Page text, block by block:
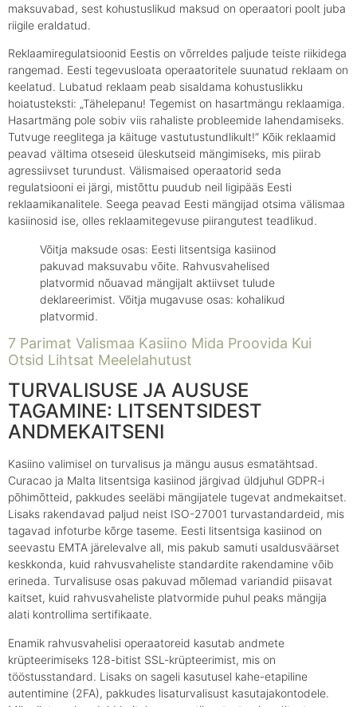
maksuvabad, sest kohustuslikud maksud on operaatori poolt juba
riigile eraldatud.
Reklaamiregulatsioonid Eestis on võrreldes paljude teiste riikidega
rangemad. Eesti tegevusloata operaatoritele suunatud reklaam on
keelatud. Lubatud reklaam peab sisaldama kohustuslikku
hoiatusteksti: „Tähelepanu! Tegemist on hasartmängu reklaamiga.
Hasartmäng pole sobiv viis rahaliste probleemide lahendamiseks.
Tutvuge reeglitega ja käituge vastutustundlikult!“ Kõik reklaamid
peavad vältima otseseid üleskutseid mängimiseks, mis piirab
agressiivset turundust. Välismaised operaatorid seda
regulatsiooni ei järgi, mistõttu puudub neil ligipääs Eesti
reklaamikanalitele. Seega peavad Eesti mängijad otsima välismaa
kasiinosid ise, olles reklaamitegevuse piirangutest teadlikud.
Võitja maksude osas: Eesti litsentsiga kasiinod
pakuvad maksuvabu võite. Rahvusvahelised
platvormid nõuavad mängijalt aktiivset tulude
deklareerimist. Võitja mugavuse osas: kohalikud
platvormid.
7 Parimat Valismaa Kasiino Mida Proovida Kui
Otsid Lihtsat Meelelahutust
TURVALISUSE JA AUSUSE
TAGAMINE: LITSENTSIDEST
ANDMEKAITSENI
Kasiino valimisel on turvalisus ja mängu ausus esmatähtsad.
Curacao ja Malta litsentsiga kasiinod järgivad üldjuhul GDPR-i
põhimõtteid, pakkudes seeläbi mängijatele tugevat andmekaitset.
Lisaks rakendavad paljud neist ISO-27001 turvastandardeid, mis
tagavad infoturbe kõrge taseme. Eesti litsentsiga kasiinod on
seevastu EMTA järelevalve all, mis pakub samuti usaldusväärset
keskkonda, kuid rahvusvaheliste standardite rakendamine võib
erineda. Turvalisuse osas pakuvad mõlemad variandid piisavat
kaitset, kuid rahvusvaheliste platvormide puhul peaks mängija
alati kontrollima sertifikaate.
Enamik rahvusvahelisi operaatoreid kasutab andmete
krüpteerimiseks 128-bitist SSL-krüpteerimist, mis on
tööstusstandard. Lisaks on sageli kasutusel kahe-etapiline
autentimine (2FA), pakkudes lisaturvalisust kasutajakontodele.